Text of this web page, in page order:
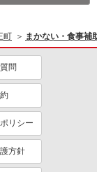
町 まかない・食事補
問
リシー
方針